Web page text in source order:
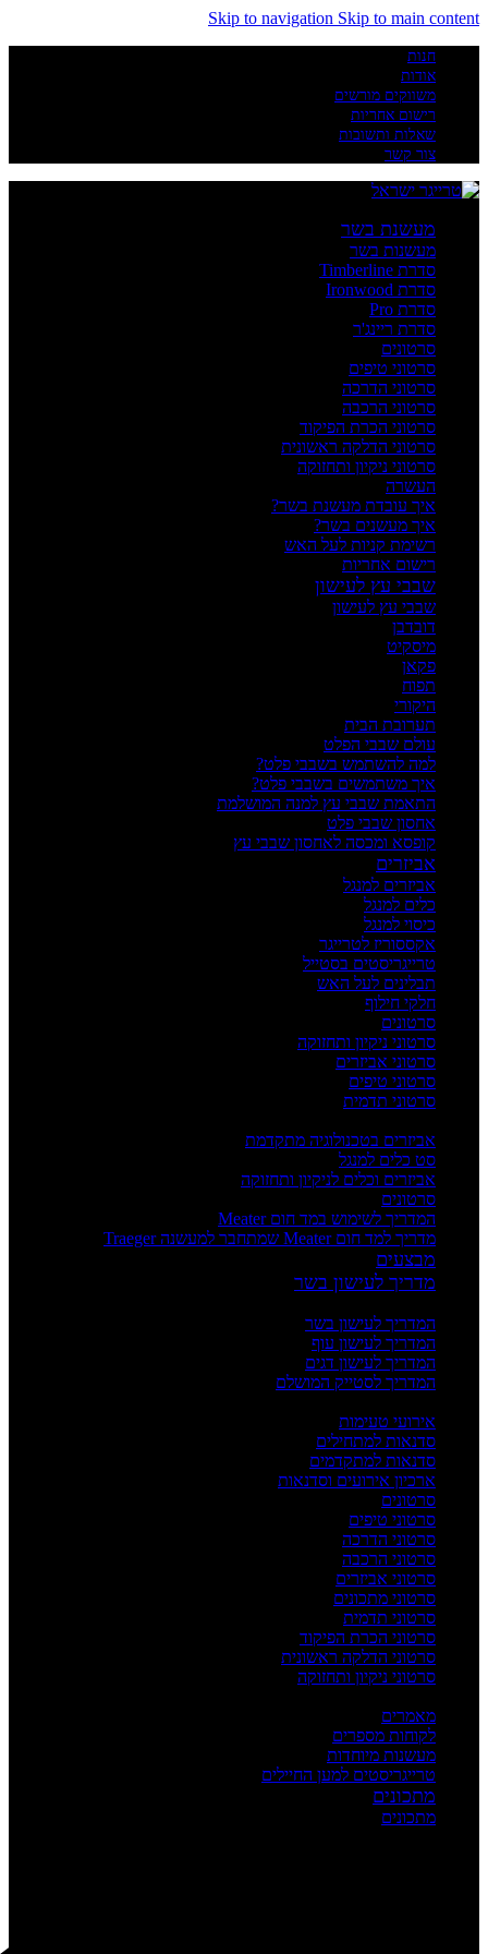
Skip to navigation Skip to main content
חנות
אודות
משווקים מורשים
רישום אחריות
שאלות ותשובות
צור קשר
מעשנת בשר
מעשנות בשר
סדרת Timberline
סדרת Ironwood
סדרת Pro
סדרת ריינג'ר
סרטונים
סרטוני טיפים
סרטוני הדרכה
סרטוני הרכבה
סרטוני הכרת הפיקוד
סרטוני הדלקה ראשונית
סרטוני ניקיון ותחזוקה
העשרה
איך עובדת מעשנת בשר?
איך מעשנים בשר?
רשימת קניות לעל האש
רישום אחריות
שבבי עץ לעישון
שבבי עץ לעישון
דובדבן
מיסקיט
פקאן
תפוח
היקורי
תערובת הבית
עולם שבבי הפלט
למה להשתמש בשבבי פלט?
איך משתמשים בשבבי פלט?
התאמת שבבי עץ למנה המושלמת
אחסון שבבי פלט
קופסא ומכסה לאחסון שבבי עץ
אביזרים
אביזרים למנגל
כלים למנגל
כיסוי למנגל
אקססוריז לטרייגר
טרייגריסטים בסטייל
תבלינים לעל האש
חלקי חילוף
סרטונים
סרטוני ניקיון ותחזוקה
סרטוני אביזרים
סרטוני טיפים
סרטוני תדמית
אביזרים בטכנולוגיה מתקדמת
סט כלים למנגל
אביזרים וכלים לניקיון ותחזוקה
סרטונים
המדריך לשימוש במד חום Meater
מדריך למד חום Meater שמתחבר למעשנה Traeger
מבצעים
מדריך לעישון בשר
המדריך לעישון בשר
המדריך לעישון עוף
המדריך לעישון דגים
המדריך לסטייק המושלם
אירועי טעימות
סדנאות למתחילים
סדנאות למתקדמים
ארכיון אירועים וסדנאות
סרטונים
סרטוני טיפים
סרטוני הדרכה
סרטוני הרכבה
סרטוני אביזרים
סרטוני מתכונים
סרטוני תדמית
סרטוני הכרת הפיקוד
סרטוני הדלקה ראשונית
סרטוני ניקיון ותחזוקה
מאמרים
לקוחות מספרים
מעשנות מיוחדות
טרייגריסטים למען החיילים
מתכונים
מתכונים